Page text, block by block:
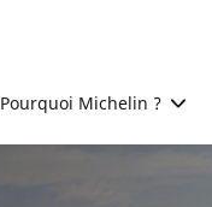
Pourquoi Michelin ?